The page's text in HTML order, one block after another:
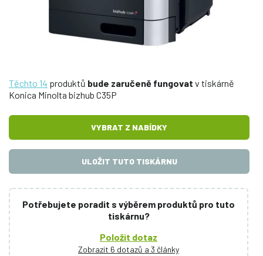
Těchto 14 produktů bude zaručeně fungovat v tiskárně
Konica Minolta bizhub C35P
VYBRAT Z NABÍDKY
ULOŽIT TUTO TISKÁRNU
Potřebujete poradit s výběrem produktů pro tuto
tiskárnu?
Položit dotaz
Zobrazit 6 dotazů a 3 články